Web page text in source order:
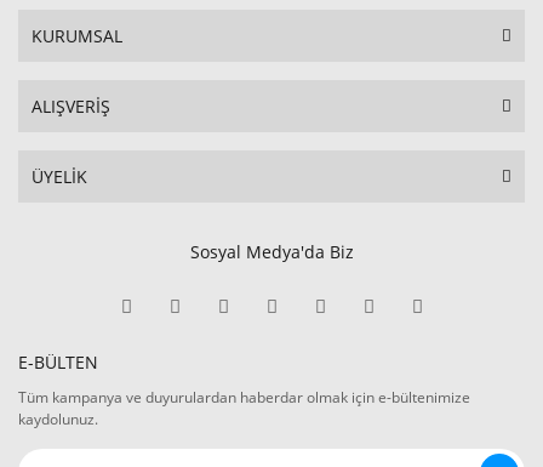
KURUMSAL
ALIŞVERİŞ
ÜYELİK
Sosyal Medya'da Biz
E-BÜLTEN
Tüm kampanya ve duyurulardan haberdar olmak için e-bültenimize
kaydolunuz.